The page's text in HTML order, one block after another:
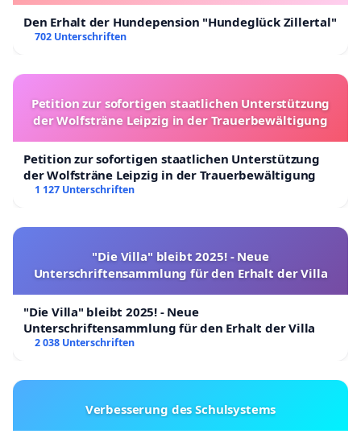
Den Erhalt der Hundepension "Hundeglück Zillertal"
702 Unterschriften
Petition zur sofortigen staatlichen Unterstützung
der Wolfsträne Leipzig in der Trauerbewältigung
Petition zur sofortigen staatlichen Unterstützung
der Wolfsträne Leipzig in der Trauerbewältigung
1 127 Unterschriften
"Die Villa" bleibt 2025! - Neue
Unterschriftensammlung für den Erhalt der Villa
"Die Villa" bleibt 2025! - Neue
Unterschriftensammlung für den Erhalt der Villa
2 038 Unterschriften
Verbesserung des Schulsystems